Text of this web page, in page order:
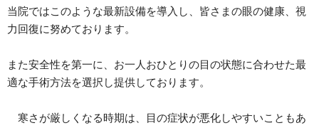
当院ではこのような最新設備を導入し、皆さまの眼の健康、視
力回復に努めております。
また安全性を第一に、お一人おひとりの目の状態に合わせた最
適な手術方法を選択し提供しております。
寒さが厳しくなる時期は、目の症状が悪化しやすいこともあ